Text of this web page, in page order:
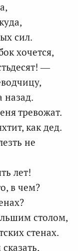
сил.
хочется,
—
назад.
тревожат.
как дед.
не
лет!
в чем?
столом,
стенах.